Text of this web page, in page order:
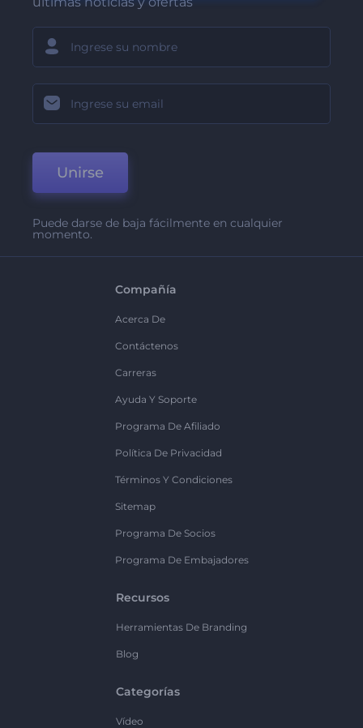
Unirse
Puede darse de baja fácilmente en cualquier
momento.
Compañía
Acerca De
Contáctenos
Carreras
Ayuda Y Soporte
Programa De Afiliado
Política De Privacidad
Términos Y Condiciones
Sitemap
Programa De Socios
Programa De Embajadores
Recursos
Herramientas De Branding
Blog
Categorías
Vídeo